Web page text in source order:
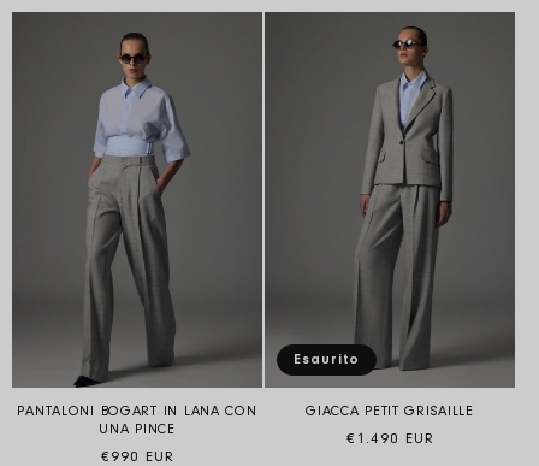
PANTALONI BOGART IN LANA CON
UNA PINCE
Prezzo di listino
€990 EUR
Esaurito
GIACCA PETIT GRISAILLE
Prezzo di listino
€1.490 EUR